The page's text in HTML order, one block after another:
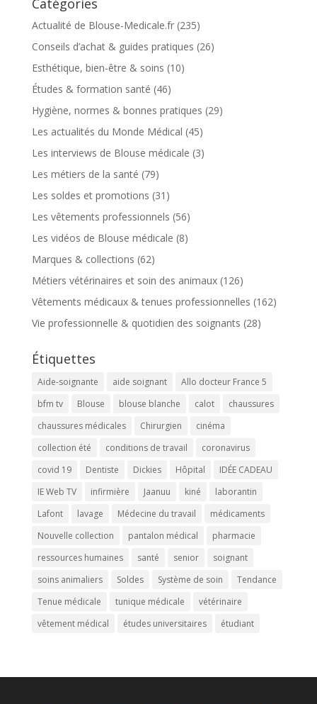
Catégories
Actualité de Blouse-Medicale.fr(235)
Conseils d’achat & guides pratiques (26)
Esthétique, bien-être & soins (10)
Études & formation santé (46)
Hygiène, normes & bonnes pratiques (29)
Les actualités du Monde Médical (45)
Les interviews de Blouse médicale (3)
Les métiers de la santé (79)
Les soldes et promotions (31)
Les vêtements professionnels (56)
Les vidéos de Blouse médicale (8)
Marques & collections (62)
Métiers vétérinaires et soin des animaux(126)
Vêtements médicaux & tenues professionnelles (162)
Vie professionnelle & quotidien des soignants (28)
Étiquettes
Aide-soignante aide soignant
Allo docteur France 5
bfm tv
Blouse blouse blanche calot
chaussures
chaussures médicales
Chirurgien
cinéma
collection été
conditions de travail
coronavirus
covid 19
Dentiste Dickies Hôpital
IDÉE CADEAU
IE Web TV
infirmière Jaanuu kiné
laborantin
Lafont
lavage Médecine du travail
médicaments
Nouvelle collection
pantalon médical
pharmacie
ressources humaines
santé senior
soignant
soins animaliers
Soldes Système de soin
Tendance
Tenue médicale
tunique médicale
vétérinaire
vêtement médical
études universitaires étudiant